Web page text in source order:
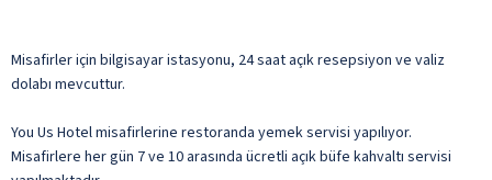
Misafirler için bilgisayar istasyonu, 24 saat açık resepsiyon ve valiz
dolabı mevcuttur.
You Us Hotel misafirlerine restoranda yemek servisi yapılıyor.
Misafirlere her gün 7 ve 10 arasında ücretli açık büfe kahvaltı servisi